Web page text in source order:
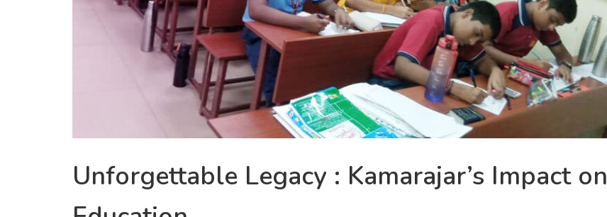
Unforgettable Legacy : Kamarajar’s Impact on